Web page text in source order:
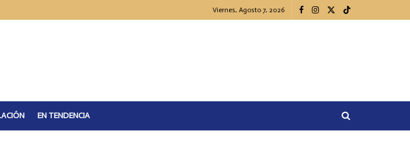
Viernes, Agosto 7, 2026
EN TENDENCIA